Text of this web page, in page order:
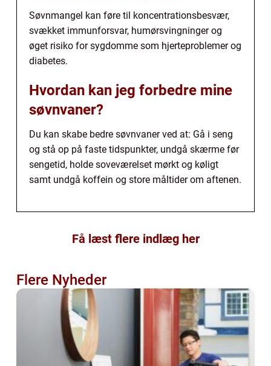
Søvnmangel kan føre til koncentrationsbesvær,
svækket immunforsvar, humørsvingninger og
øget risiko for sygdomme som hjerteproblemer og
diabetes.
Hvordan kan jeg forbedre mine
søvnvaner?
Du kan skabe bedre søvnvaner ved at: Gå i seng
og stå op på faste tidspunkter, undgå skærme før
sengetid, holde soveværelset mørkt og køligt
samt undgå koffein og store måltider om aftenen.
Få læst flere indlæg her
Flere Nyheder